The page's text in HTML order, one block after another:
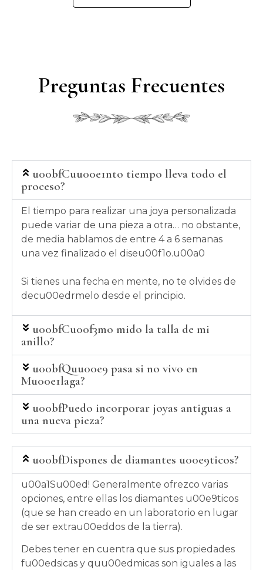
Preguntas Frecuentes
u00bfCuu00e1nto tiempo lleva todo el
proceso?
El tiempo para realizar una joya personalizada
puede variar de una pieza a otra… no obstante,
de media hablamos de entre 4 a 6 semanas
una vez finalizado el diseu00f1o.u00a0
Si tienes una fecha en mente, no te olvides de
decu00edrmelo desde el principio.
u00bfCu00f3mo mido la talla de mi
anillo?
u00bfQuu00e9 pasa si no vivo en
Mu00e1laga?
u00bfPuedo incorporar joyas antiguas a
una nueva pieza?
u00bfDispones de diamantes u00e9ticos?
u00a1Su00ed! Generalmente ofrezco varias
opciones, entre ellas los diamantes u00e9ticos
(que se han creado en un laboratorio en lugar
de ser extrau00eddos de la tierra).
Debes tener en cuentra que sus propiedades
fu00edsicas y quu00edmicas son iguales a las